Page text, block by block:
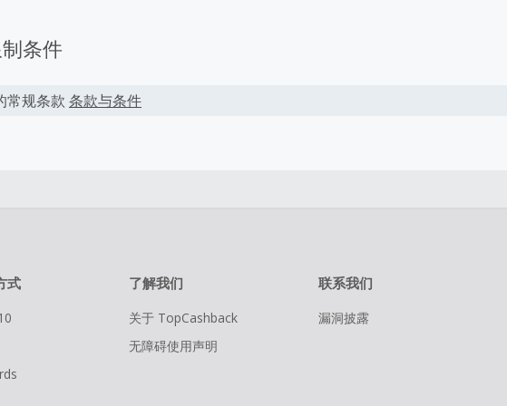
条件
常规条款 条款与条件
式 了解我们
关于 TopCashback
无障碍使用声明
联系我们
漏洞披露